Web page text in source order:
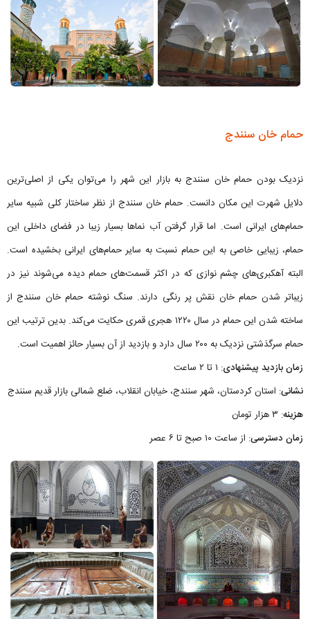
حمام خان سنندج
نزدیک بودن حمام خان سنندج به بازار این شهر را می‌توان یکی از اصلی‌ترین
دلایل شهرت این مکان دانست. حمام خان سنندج از نظر ساختار کلی شبیه سایر
حمام‌های ایرانی است. اما قرار گرفتن آب نماها بسیار زیبا در فضای داخلی این
حمام، زیبایی خاصی به این حمام نسبت به سایر حمام‌های ایرانی بخشیده است.
البته آهکبری‌های چشم نوازی که در اکثر قسمت‌های حمام دیده می‌شوند نیز در
زیباتر شدن حمام خان نقش پر رنگی دارند. سنگ نوشته حمام خان سنندج از
ساخته شدن این حمام در سال ۱۲۲۰ هجری قمری حکایت می‌کند. بدین ترتیب این
حمام سرگذشتی نزدیک به ۲۰۰ سال دارد و بازدید از آن بسیار حائز اهمیت است.
زمان بازدید پیشنهادی: ۱ تا ۲ ساعت
نشانی: استان کردستان، شهر سنندج، خیابان انقلاب، ضلع شمالی بازار قدیم سنندج
هزینه: ۳ هزار تومان
زمان دسترسی: از ساعت ۱۰ صبح تا ۶ عصر